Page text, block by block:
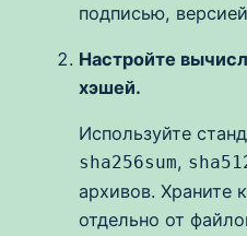
подписью,
Настройте
хэшей.
Используйте
sha256sum,
архивов. Храните
отдельно от